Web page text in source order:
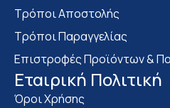
Τρόποι Αποστολής
Τρόποι Παραγγελίας
Επιστροφές Προϊόντων &
Eταιρική Πολιτική
Όροι Χρήσης